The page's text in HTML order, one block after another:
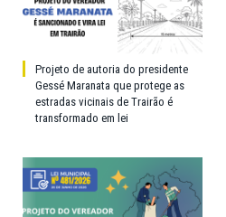
Projeto de autoria do presidente
Gessé Maranata que protege as
estradas vicinais de Trairão é
transformado em lei